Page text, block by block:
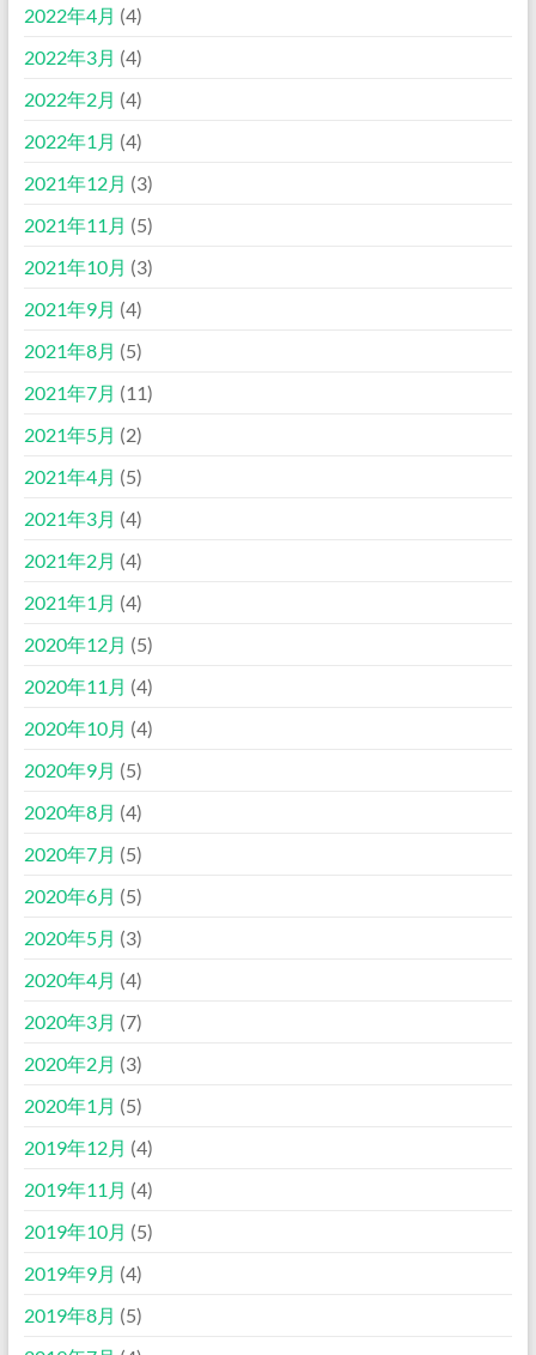
2022年4月 (4)
2022年3月 (4)
2022年2月 (4)
2022年1月 (4)
2021年12月 (3)
2021年11月 (5)
2021年10月 (3)
2021年9月 (4)
2021年8月 (5)
2021年7月 (11)
2021年5月 (2)
2021年4月 (5)
2021年3月 (4)
2021年2月 (4)
2021年1月 (4)
2020年12月 (5)
2020年11月 (4)
2020年10月 (4)
2020年9月 (5)
2020年8月 (4)
2020年7月 (5)
2020年6月 (5)
2020年5月 (3)
2020年4月 (4)
2020年3月 (7)
2020年2月 (3)
2020年1月 (5)
2019年12月 (4)
2019年11月 (4)
2019年10月 (5)
2019年9月 (4)
2019年8月 (5)